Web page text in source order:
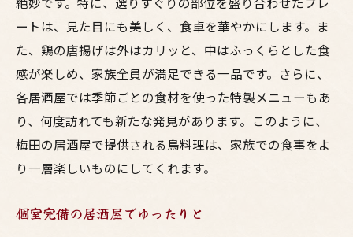
ートは、見た目にも美しく、食卓を華やかにします。ま
た、鶏の唐揚げは外はカリッと、中はふっくらとした食
感が楽しめ、家族全員が満足できる一品です。さらに、
各居酒屋では季節ごとの食材を使った特製メニューもあ
り、何度訪れても新たな発見があります。このように、
梅田の居酒屋で提供される鳥料理は、家族での食事をよ
り一層楽しいものにしてくれます。
個室完備の居酒屋でゆったりと